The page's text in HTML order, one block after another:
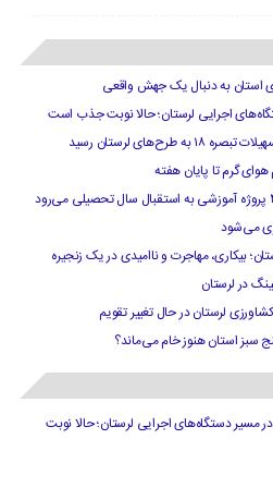
استان به دنبال یک جهش واقعی
طرح‌های لرستان رسید
گرم تا پایان هفته
می‌شود
بیکاری، مهاجرت و ناامیدی در یک زنجیره
لرستان در حال تغییر تقویم
در مسیر دستگاه‌های اجرایی لرستان؛ حالا نوبت